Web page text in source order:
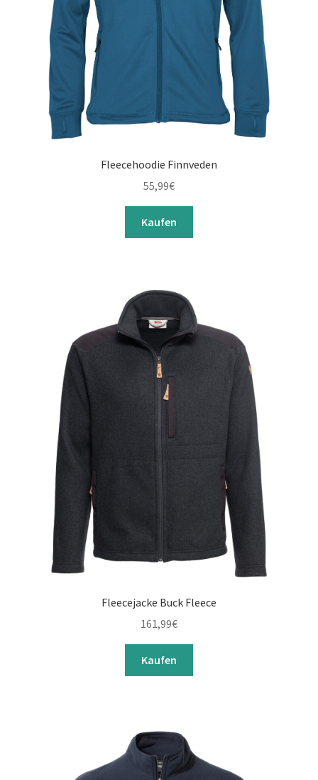
Fleecehoodie Finnveden
55,99€
Kaufen
Fleecejacke Buck Fleece
161,99€
Kaufen